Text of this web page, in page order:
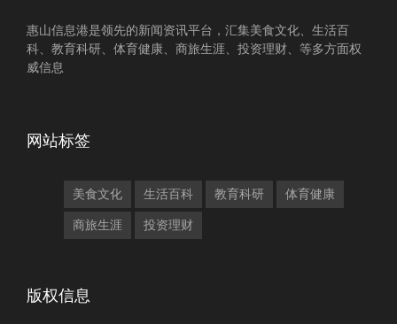
惠山信息港是领先的新闻资讯平台，汇集美食文化、生活百
科、教育科研、体育健康、商旅生涯、投资理财、等多方面权
威信息
网站标签
美食文化 生活百科 教育科研 体育健康
商旅生涯 投资理财
版权信息